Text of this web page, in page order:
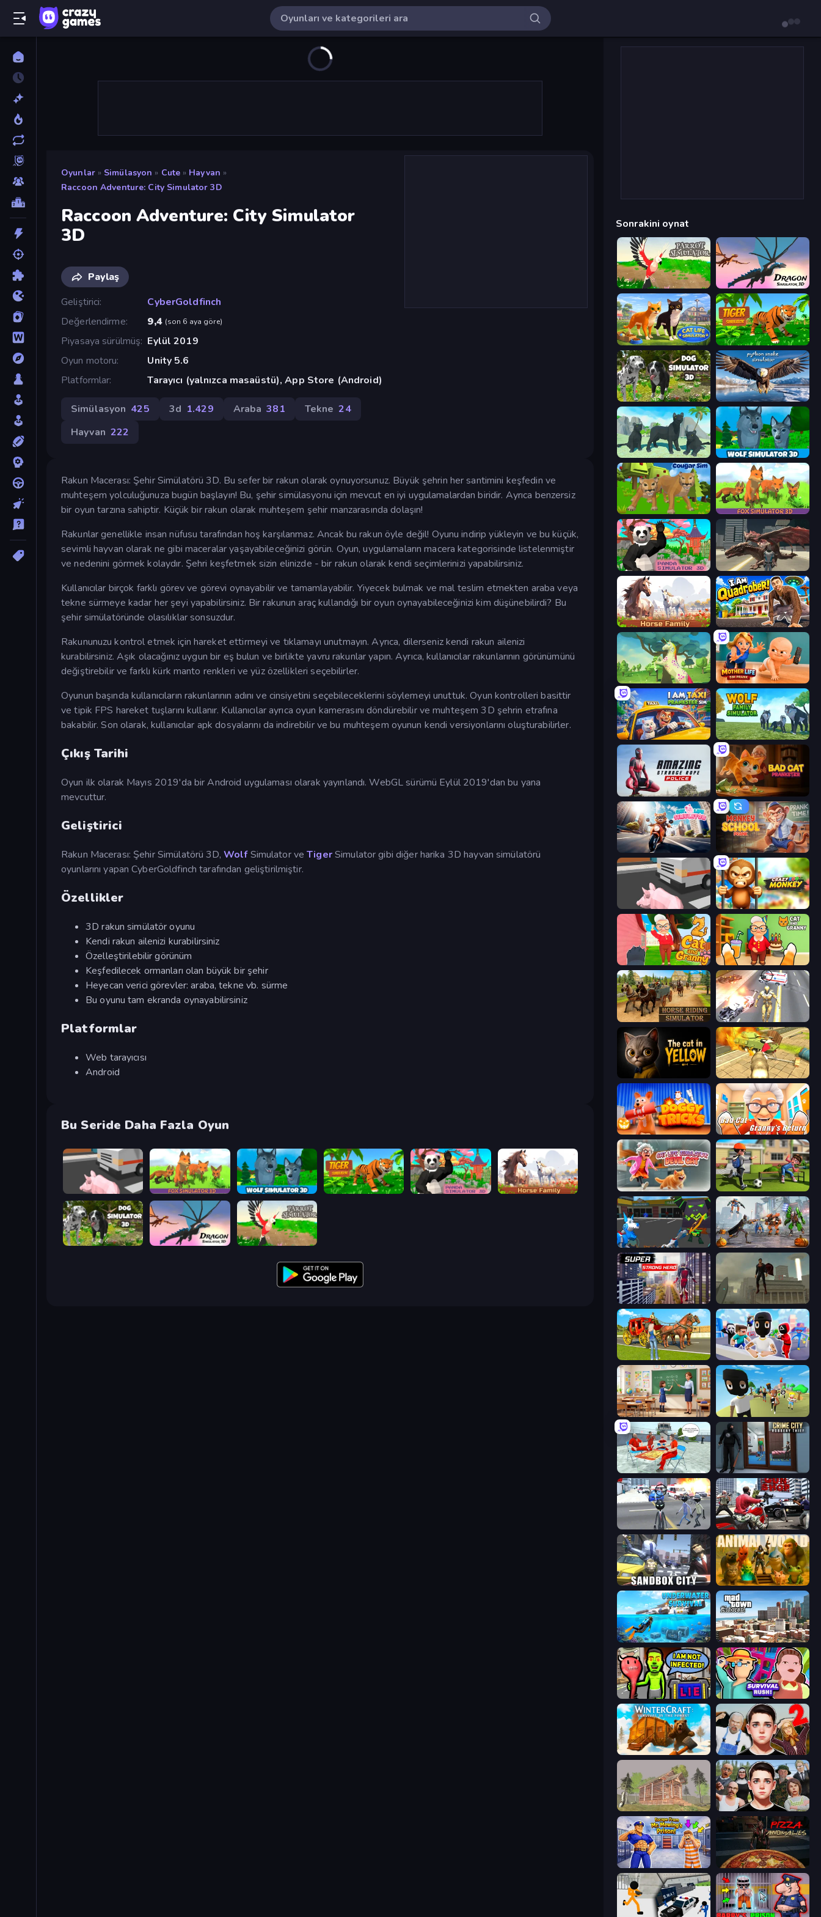
Oyunlar » Simülasyon » Cute » Hayvan »
Raccoon Adventure: City Simulator 3D
Raccoon Adventure: City Simulator
3D
Paylaş
Geliştirici
CyberGoldfinch
Değerlendirme
9,4 (son 6 aya göre)
Piyasaya sürülmüş Eylül 2019
Oyun motoru
Unity 5.6
Platformlar
Tarayıcı (yalnızca masaüstü), App Store (Android)
Simülasyon 425 3d 1.429 Araba 381 Tekne 24
Hayvan 222
Rakun Macerası: Şehir Simülatörü 3D. Bu sefer bir rakun olarak oynuyorsunuz. Büyük şehrin her santimini keşfedin ve
muhteşem yolculuğunuza bugün başlayın! Bu, şehir simülasyonu için mevcut en iyi uygulamalardan biridir. Ayrıca benzersiz
bir oyun tarzına sahiptir. Küçük bir rakun olarak muhteşem şehir manzarasında dolaşın!
Rakunlar genellikle insan nüfusu tarafından hoş karşılanmaz. Ancak bu rakun öyle değil! Oyunu indirip yükleyin ve bu küçük,
sevimli hayvan olarak ne gibi maceralar yaşayabileceğinizi görün. Oyun, uygulamaların macera kategorisinde listelenmiştir
ve nedenini görmek kolaydır. Şehri keşfetmek sizin elinizde - bir rakun olarak kendi seçimlerinizi yapabilirsiniz.
Kullanıcılar birçok farklı görev ve görevi oynayabilir ve tamamlayabilir. Yiyecek bulmak ve mal teslim etmekten araba veya
tekne sürmeye kadar her şeyi yapabilirsiniz. Bir rakunun araç kullandığı bir oyun oynayabileceğinizi kim düşünebilirdi? Bu
şehir simülatöründe olasılıklar sonsuzdur.
Rakununuzu kontrol etmek için hareket ettirmeyi ve tıklamayı unutmayın. Ayrıca, dilerseniz kendi rakun ailenizi
kurabilirsiniz. Aşık olacağınız uygun bir eş bulun ve birlikte yavru rakunlar yapın. Ayrıca, kullanıcılar rakunlarının görünümünü
değiştirebilir ve farklı kürk manto renkleri ve yüz özellikleri seçebilirler.
Oyunun başında kullanıcıların rakunlarının adını ve cinsiyetini seçebileceklerini söylemeyi unuttuk. Oyun kontrolleri basittir
ve tipik FPS hareket tuşlarını kullanır. Kullanıcılar ayrıca oyun kamerasını döndürebilir ve muhteşem 3D şehrin etrafına
bakabilir. Son olarak, kullanıcılar apk dosyalarını da indirebilir ve bu muhteşem oyunun kendi versiyonlarını oluşturabilirler.
Çıkış Tarihi
Oyun ilk olarak Mayıs 2019'da bir Android uygulaması olarak yayınlandı. WebGL sürümü Eylül 2019'dan bu yana
mevcuttur.
Geliştirici
Rakun Macerası: Şehir Simülatörü 3D, WolfSimulator veTigerSimulator gibi diğer harika 3D hayvan simülatörü
oyunlarını yapan CyberGoldfinch tarafından geliştirilmiştir.
Özellikler
3D rakun simülatör oyunu
Kendi rakun ailenizi kurabilirsiniz
Özelleştirilebilir görünüm
Keşfedilecek ormanları olan büyük bir şehir
Heyecan verici görevler: araba, tekne vb. sürme
Bu oyunu tam ekranda oynayabilirsiniz
Platformlar
Web tarayıcısı
Android
Bu Seride Daha Fazla Oyun
Crazy Pig Simulator Fox Simulator 3D Wolf Simulator: Wild Animals 3D Tiger Simulator 3D Panda Simulator 3D Horse Simulator 3D
Dog Simulator 3D Dragon Simulator 3D Parrot Simulator
Sonrakini oynat
Parrot Simulator Dragon Simulator 3D
Cat Life Simulator 3D Tiger Simulator 3D
Dog Simulator 3D Python Snake Simulator
Panther Family Simulator 3D Wolf Simulator: Wild Animals 3D
Cougar Simulator: Big Cats Fox Simulator 3D
Panda Simulator 3D Dragon Vice City
Horse Simulator 3D I Am Quadrober!
Unicorn Family Simulator Magic World Mother Life Simulator: Prank
I Am Taxi Prankster Sim Wolf Family Simulator
Amazing Strange Rope Police Bad Cat Prankster
Cat Life Simulator Monkey School Prank
Crazy Pig Simulator Crazy Zoo Monkey
Cat and Granny 2 Cat and Granny
Horse Riding Simulator
The Cat in Yellow Wild Animal Zoo City Simulator
Doggy Tricks Bad Cat - Granny's Return
Cat Life Simulator: Devil Cat The Prank King
Robot Dog City Simulator Flying Bat Robot Car Transform Game
Super Strong Hero The Superman - Theme is Aliens
Horse Cart Transport Taxi Game
High School Teacher Simulator
Alcatraz Prison Escape Plan
Amazing Crime Strange Stickman Grand Action Simulator: New York
Sandbox City Animal World
Underwater Survival: Deep Dive Mad Town Andreas: Mafia Storie
I Am Not Infected! Survival Rush!
WinterCraft: Survival in the Forest Schoolboy Escape 2
Survive In The Forest Schoolboy Escape: Runaway
Escape From Mr.Meawing's Prison! Pizza Anomalies